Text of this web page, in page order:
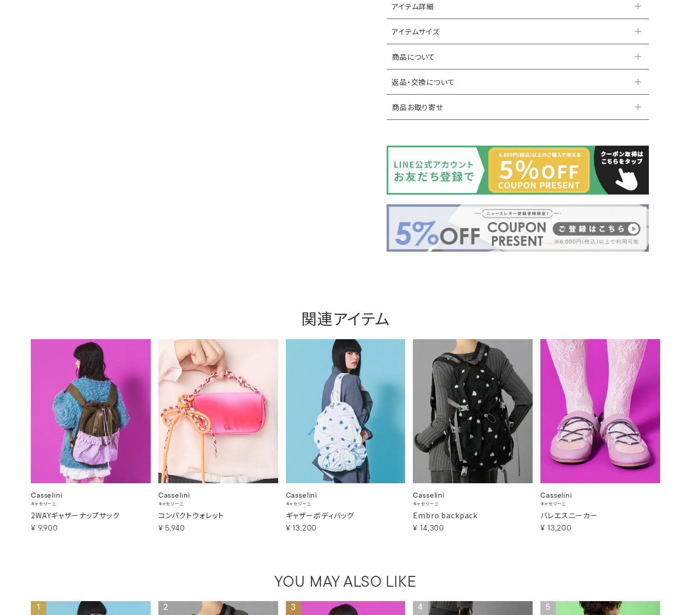
アイテム詳細
アイテムサイズ
商品について
返品・交換について
商品お取り寄せ
関連アイテム
Casselini
キャセリーニ
2WAYギャザーナップサック
¥ 9,900
Casselini
キャセリーニ
コンパクトウォレット
¥ 5,940
Casselini
キャセリーニ
ギャザーボディバッグ
¥ 13,200
Casselini
キャセリーニ
Embro backpack
¥ 14,300
Casselini
キャセリーニ
バレエスニーカー
¥ 13,200
YOU MAY ALSO LIKE
1 2 3 4 5